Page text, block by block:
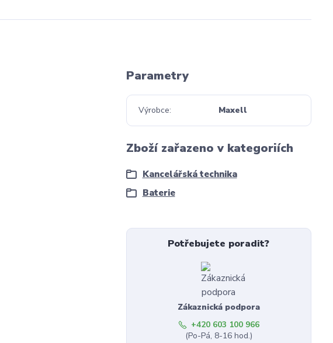
Parametry
Výrobce Maxell
Zboží zařazeno v kategoriích
Kancelářská technika
Baterie
Potřebujete poradit?
Zákaznická podpora
+420 603 100 966
(Po-Pá, 8-16 hod.)